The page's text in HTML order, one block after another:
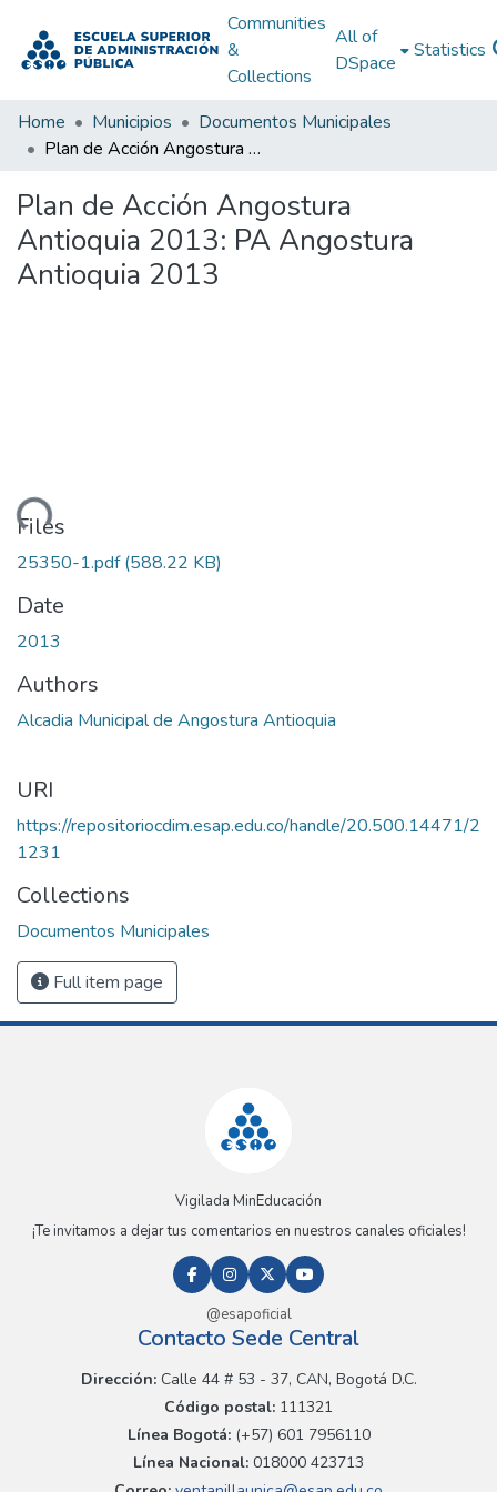
Communities
&
Collections
All of
DSpace
Statistics
Home Municipios
Documentos Municipales
Plan de Acción Angostura Antioquia 2013: PA Angostura Antioquia 2013
Plan de Acción Angostura
Antioquia 2013: PA Angostura
Antioquia 2013
Files
25350-1.pdf(588.22 KB)
Date
2013
Authors
Alcadia Municipal de Angostura Antioquia
URI
https://repositoriocdim.esap.edu.co/handle/20.500.14471/2
1231
Collections
Documentos Municipales
Full item page
Vigilada MinEducación
¡Te invitamos a dejar tus comentarios en nuestros canales oficiales!
@esapoficial
Contacto Sede Central
Dirección:Calle 44 # 53 - 37, CAN, Bogotá D.C.
Código postal: 111321
Línea Bogotá:(+57) 601 7956110
Línea Nacional: 018000 423713